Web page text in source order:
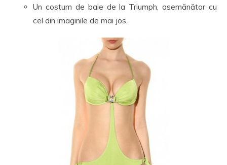
Un costum de baie de la Triumph, asemănător cu
cel din imaginile de mai jos.